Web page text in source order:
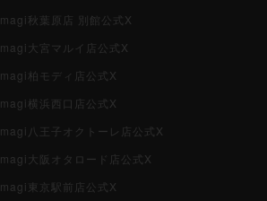
magi秋葉原店 別館公式X
magi大宮マルイ店公式X
magi柏モディ店公式X
magi横浜西口店公式X
magi八王子オクトーレ店公式X
magi大阪オタロード店公式X
magi東京駅前店公式X